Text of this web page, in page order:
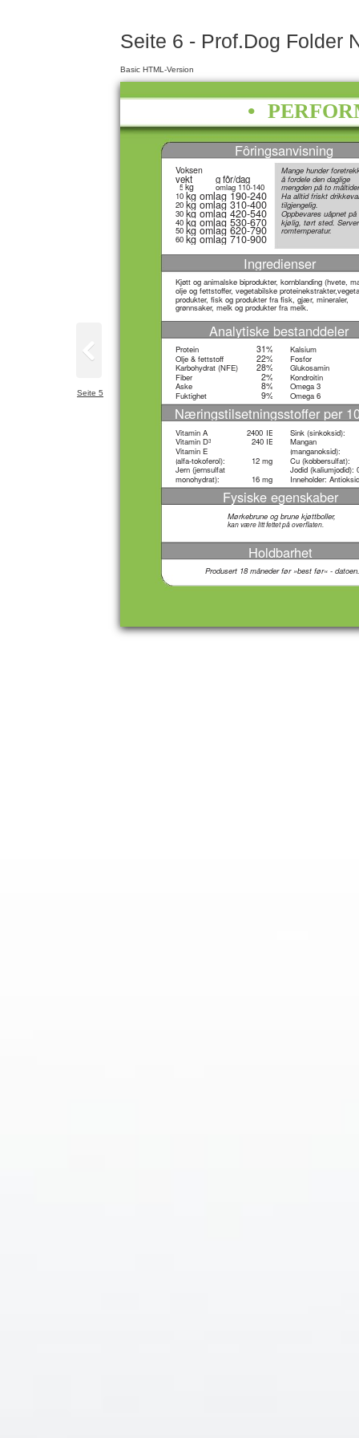
Seite 6 - Prof.Dog Folder
Basic HTML-Version
•
Fôringsanvisning
Voksen
vekt g fôr/dag
5 kg omlag 110-140
10 kg omlag 190-240
20 kg omlag 310-400
30 kg omlag 420-540
40 kg omlag 530-670
50 kg omlag 620-790
60 kg omlag 710-900
Protein 31%
Olje & fettstoff 22%
Karbohydrat (NFE) 28%
Fiber 2%
Aske 8%
Fuktighet 9%
Kalsium
Fosfor
Glukosamin
Kondroitin
Omega 3
Omega 6
Vitamin A 2400 IE
Vitamin D3 240 IE
Vitamin E
(alfa-tokoferol): 12 mg
Jern (jernsulfat
monohydrat):
16 mg
Sink (sinkoksid):
Mangan
(manganoksid):
Cu (kobbersulfat):
Jodid (kaliumjodid):
Inneholder:
Kjøtt og animalske biprodukter, kornblanding (hvete,
olje og fettstoffer, vegetabilske
produkter, fisk og produkter fra fisk, gjær, mineraler,
grønnsaker, melk og produkter fra melk.
Mørkebrune og brune kjøttboller,
kan være litt fettet på overflaten.
Ingredienser
Analytiske bestanddeler
Næringstilsetningsstoffer per
Fysiske egenskaber
Holdbarhet
Mange hunder
å fordele den daglige
mengden på to
Ha alltid friskt
tilgjengelig.
Oppbevares uåpnet på
kjølig, tørt sted.
romtemperatur.
Produsert 18 måneder før »best før« - datoen.
Seite 5